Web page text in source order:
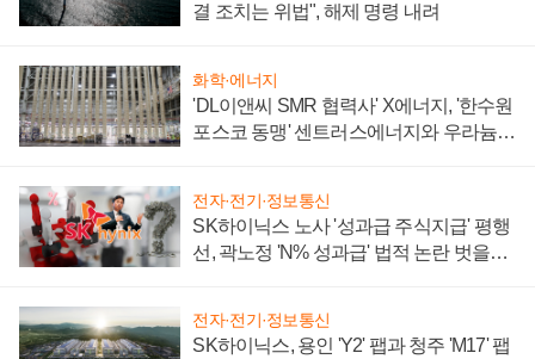
결 조치는 위법", 해제 명령 내려
화학·에너지
'DL이앤씨 SMR 협력사' X에너지, '한수원
포스코 동맹' 센트러스에너지와 우라늄
전자·전기·정보통신
SK하이닉스 노사 '성과급 주식지급' 평행
선, 곽노정 'N% 성과급' 법적 논란 벗을지
전자·전기·정보통신
SK하이닉스, 용인 'Y2' 팹과 청주 'M17' 팹